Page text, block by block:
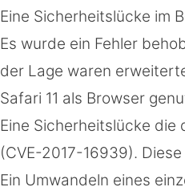
Eine Sicherheitslücke im
Es wurde ein Fehler
der Lage waren
Safari 11 als Browser
Eine Sicherheitslücke
(CVE-2017-16939).
Ein Umwandeln eines